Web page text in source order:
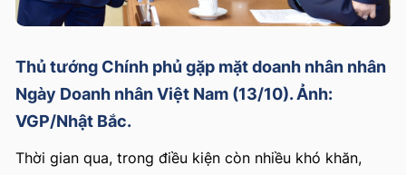
Thủ tướng Chính phủ gặp mặt doanh nhân nhân
Ngày Doanh nhân Việt Nam (13/10). Ảnh:
VGP/Nhật Bắc.
Thời gian qua, trong điều kiện còn nhiều khó khăn,